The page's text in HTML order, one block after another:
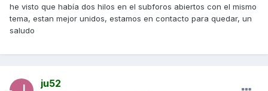
he visto que había dos hilos en el subforos abiertos con el mismo
tema, estan mejor unidos, estamos en contacto para quedar, un
saludo
ju52